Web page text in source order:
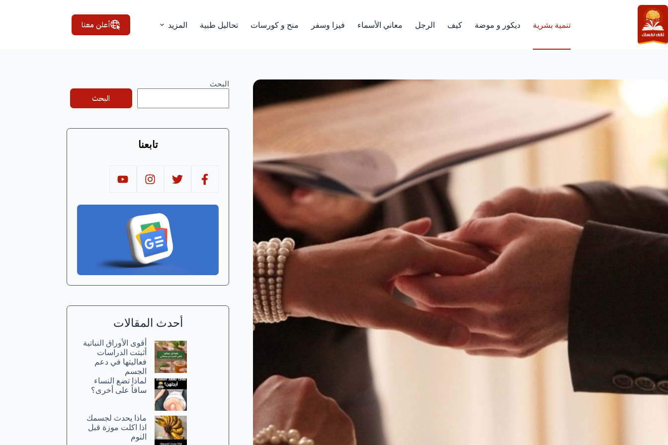
التجاوز
إلى
المحتوى
تنمية بشرية ديكور و موضة كيف الرجل معاني الأسماء فيزا وسفر منح و كورسات تحاليل طبية المزيد أعلن معنا
البحث
البحث
تابعنا
أحدث المقالات
أقوى الأوراق النباتية
أثبتت الدراسات
فعاليتها في دعم
الجسم
لماذا تضع النساء
ساقاً على أخرى؟
ماذا يحدث لجسمك
اذا اكلت موزة قبل
النوم